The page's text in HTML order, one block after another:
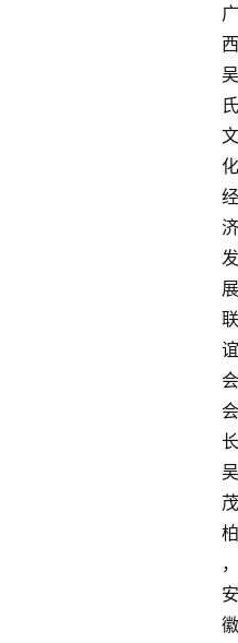
广
西
吴
氏
文
化
经
济
发
展
联
谊
会
会
长
吴
茂
柏
，
安
徽